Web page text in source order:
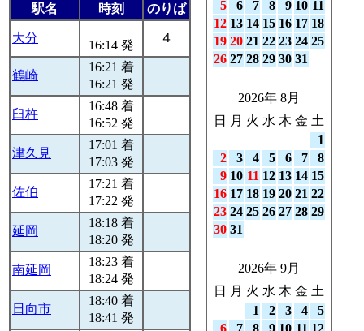
駅名 時刻 のりば
大分
16:14 発
４
鶴崎
16:21 着
16:21 発
臼杵
16:48 着
16:52 発
津久見
17:01 着
17:03 発
佐伯
17:21 着
17:22 発
延岡
18:18 着
18:20 発
南延岡
18:23 着
18:24 発
日向市
18:40 着
18:41 発
5
6 7 8 9 10 11
12 13 14 15 16 17 18
19 20 21 22 23 24 25
26 27 28 29 30 31
2026年 8月
日
月 火 水 木 金 土
1
2
3 4 5 6 7
8
9 10 11 12 13 14 15
16 17 18 19 20 21 22
23 24 25 26 27 28 29
30 31
2026年 9月
日
月 火 水 木 金 土
1
2 3 4
5
6
7 8 9 10 11 12